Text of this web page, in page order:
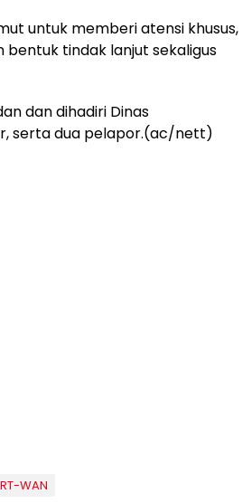
untuk memberi atensi khusus,
bentuk tindak lanjut sekaligus
dan dihadiri Dinas
serta dua pelapor.(ac/nett)
WAN